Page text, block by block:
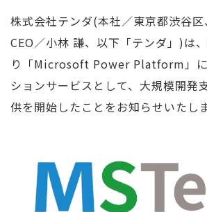
株式会社テンダ(本社／東京都渋谷
CEO／小林 謙、以下「テンダ」)は
り「Microsoft Power Platform」に
ションサービスとして、大規模開発
供を開始したことをお知らせいたしま